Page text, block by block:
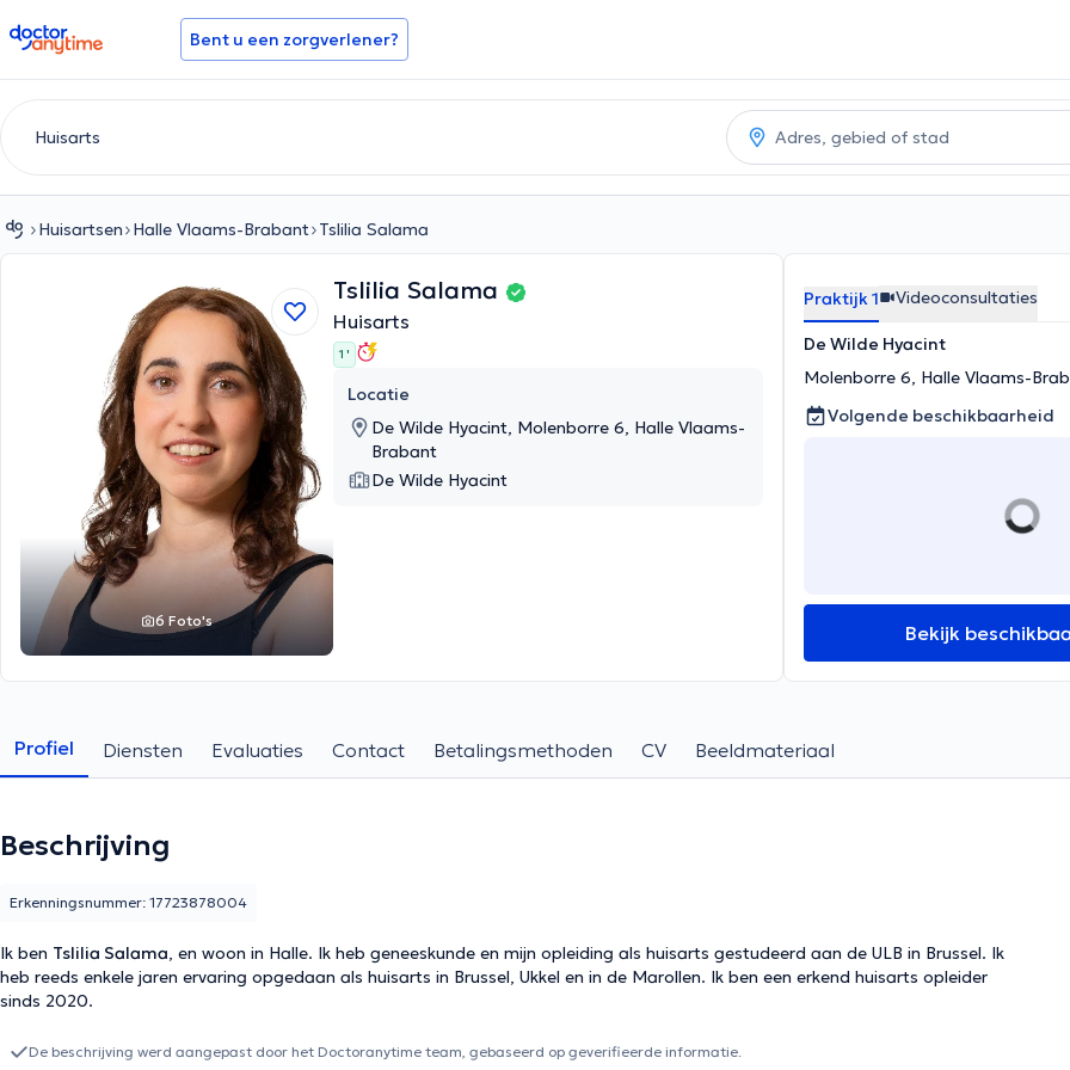
doctoranytime Bent u een zorgverlener?
Huisartsen Halle Vlaams-Brabant Tslilia Salama
6 Foto's
Tslilia Salama
Huisarts
1 '
Locatie
De Wilde Hyacint, Molenborre 6, Halle Vlaams-
Brabant
De Wilde Hyacint
Praktijk 1 Videoconsultaties
De Wilde Hyacint
Molenborre 6, Halle Vlaams-
Volgende beschikbaarheid
Bekijk
Profiel Diensten Evaluaties Contact Betalingsmethoden CV Beeldmateriaal
Beschrijving
Ik ben Tslilia Salama, en woon in Halle. Ik heb geneeskunde en mijn opleiding als huisarts gestudeerd aan de ULB in Brussel. Ik
heb reeds enkele jaren ervaring opgedaan als huisarts in Brussel, Ukkel en in de Marollen. Ik ben een erkend huisarts opleider
sinds 2020.
Erkenningsnummer: 17723878004
De beschrijving werd aangepast door het Doctoranytime team, gebaseerd op geverifieerde informatie.